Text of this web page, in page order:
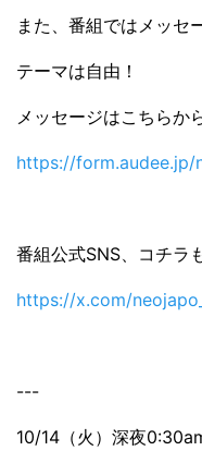
また、番組ではメッセ
テーマは自由！
メッセージはこちらか
https://form.audee.jp/
番組公式SNS、コチラ
https://x.com/
---
10/14（火）深夜